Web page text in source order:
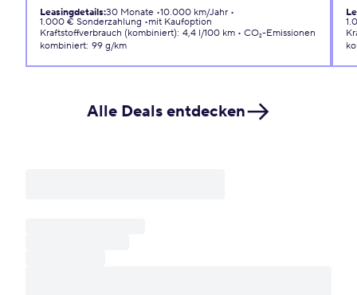
Leasingdetails:30 Monate 10.000 km/Jahr
1.000 € Sonderzahlung
mit Kaufoption
Kraftstoffverbrauch (kombiniert): 4,4 l/100 km
CO₂-Emissionen
kombiniert: 99 g/km
Alle Deals entdecken